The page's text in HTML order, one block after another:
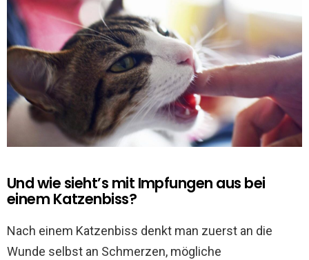
Und wie sieht’s mit Impfungen aus bei
einem Katzenbiss?
Nach einem Katzenbiss denkt man zuerst an die
Wunde selbst an Schmerzen, mögliche